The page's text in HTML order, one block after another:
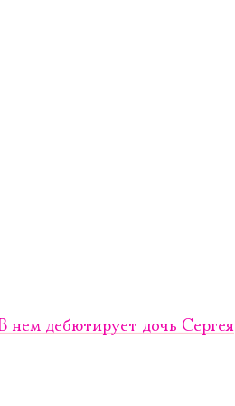
нем дебютирует дочь Сергея